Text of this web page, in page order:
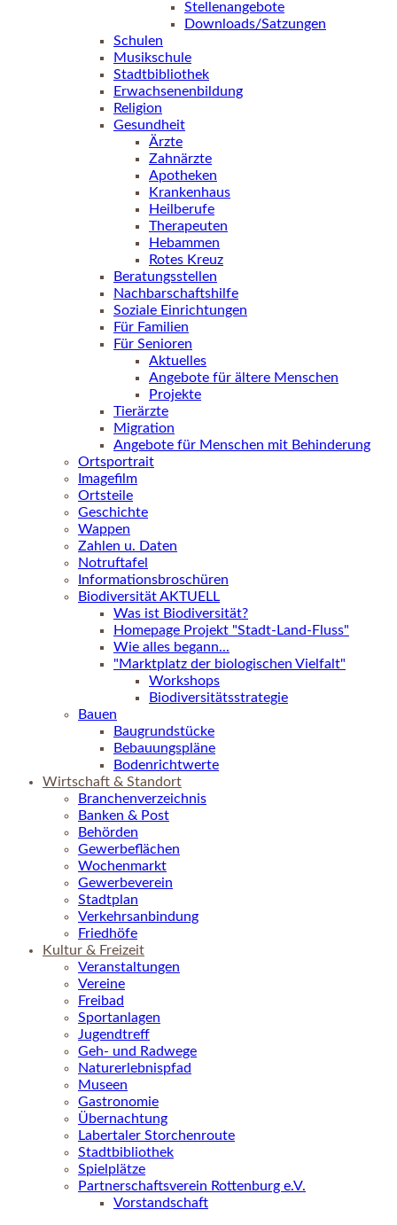
Stellenangebote
Downloads/Satzungen
Schulen
Musikschule
Stadtbibliothek
Erwachsenenbildung
Religion
Gesundheit
Ärzte
Zahnärzte
Apotheken
Krankenhaus
Heilberufe
Therapeuten
Hebammen
Rotes Kreuz
Beratungsstellen
Nachbarschaftshilfe
Soziale Einrichtungen
Für Familien
Für Senioren
Aktuelles
Angebote für ältere Menschen
Projekte
Tierärzte
Migration
Angebote für Menschen mit Behinderung
Ortsportrait
Imagefilm
Ortsteile
Geschichte
Wappen
Zahlen u. Daten
Notruftafel
Informationsbroschüren
Biodiversität AKTUELL
Was ist Biodiversität?
Homepage Projekt "Stadt-Land-Fluss"
Wie alles begann...
"Marktplatz der biologischen Vielfalt"
Workshops
Biodiversitätsstrategie
Bauen
Baugrundstücke
Bebauungspläne
Bodenrichtwerte
Wirtschaft & Standort
Branchenverzeichnis
Banken & Post
Behörden
Gewerbeflächen
Wochenmarkt
Gewerbeverein
Stadtplan
Verkehrsanbindung
Friedhöfe
Kultur & Freizeit
Veranstaltungen
Vereine
Freibad
Sportanlagen
Jugendtreff
Geh- und Radwege
Naturerlebnispfad
Museen
Gastronomie
Übernachtung
Labertaler Storchenroute
Stadtbibliothek
Spielplätze
Partnerschaftsverein Rottenburg e.V.
Vorstandschaft